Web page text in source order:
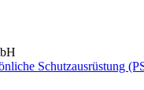
Schutzausrüstung